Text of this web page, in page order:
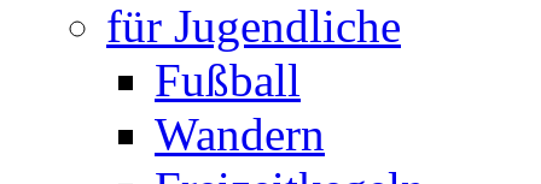
für Jugendliche
Fußball
Wandern